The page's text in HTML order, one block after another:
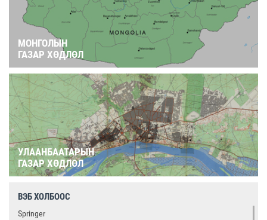
МОНГОЛЫН
ГАЗАР ХӨДЛӨЛ
УЛААНБААТАРЫН
ГАЗАР ХӨДЛӨЛ
ВЭБ ХОЛБООС
Springer